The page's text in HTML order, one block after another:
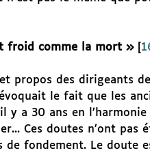
froid comme la mort »[
des dirigeants de
le fait que les
y a 30 ans en
Ces doutes n’ont pas
fondement. Le doute